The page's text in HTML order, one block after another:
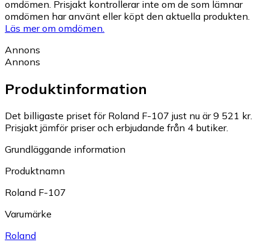
omdömen. Prisjakt kontrollerar inte om de som lämnar
omdömen har använt eller köpt den aktuella produkten.
Läs mer om omdömen.
Annons
Annons
Produktinformation
Det billigaste priset för Roland F-107 just nu är 9 521 kr.
Prisjakt jämför priser och erbjudande från 4 butiker.
Grundläggande information
Produktnamn
Roland F-107
Varumärke
Roland